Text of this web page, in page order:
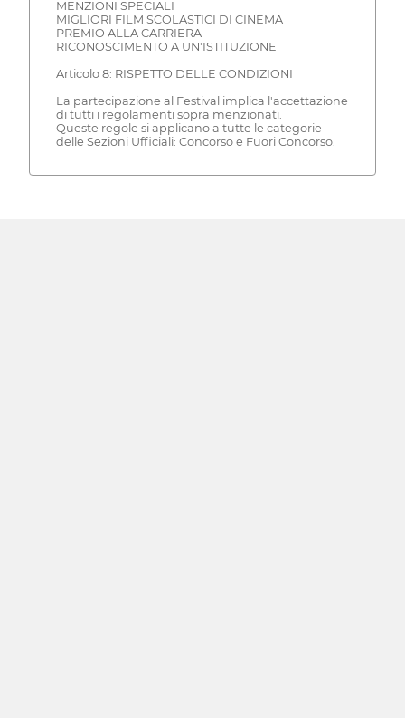
MENZIONI SPECIALI
MIGLIORI FILM SCOLASTICI DI CINEMA
PREMIO ALLA CARRIERA
RICONOSCIMENTO A UN'ISTITUZIONE
Articolo 8: RISPETTO DELLE CONDIZIONI
La partecipazione al Festival implica l'accettazione
di tutti i regolamenti sopra menzionati.
Queste regole si applicano a tutte le categorie
delle Sezioni Ufficiali: Concorso e Fuori Concorso.